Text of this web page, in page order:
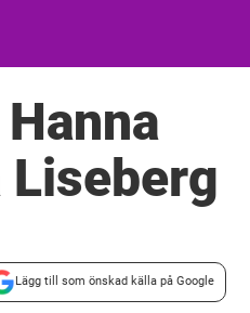
Liseberg
Lägg till som önskad källa på Google